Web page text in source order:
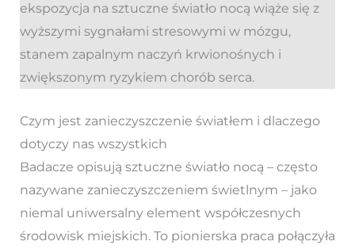
ekspozycja na sztuczne światło nocą wiąże się z
wyższymi sygnałami stresowymi w mózgu,
stanem zapalnym naczyń krwionośnych i
zwiększonym ryzykiem chorób serca.
Czym jest zanieczyszczenie światłem i dlaczego
dotyczy nas wszystkich
Badacze opisują sztuczne światło nocą – często
nazywane zanieczyszczeniem świetlnym – jako
niemal uniwersalny element współczesnych
środowisk miejskich. To pionierska praca połączyła